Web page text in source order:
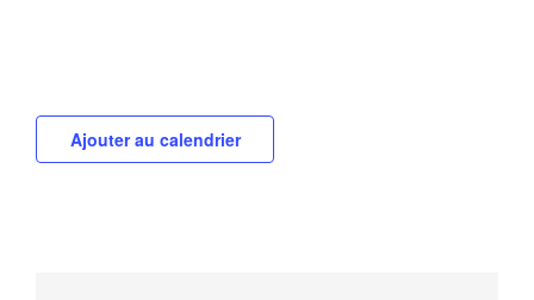
Ajouter au calendrier